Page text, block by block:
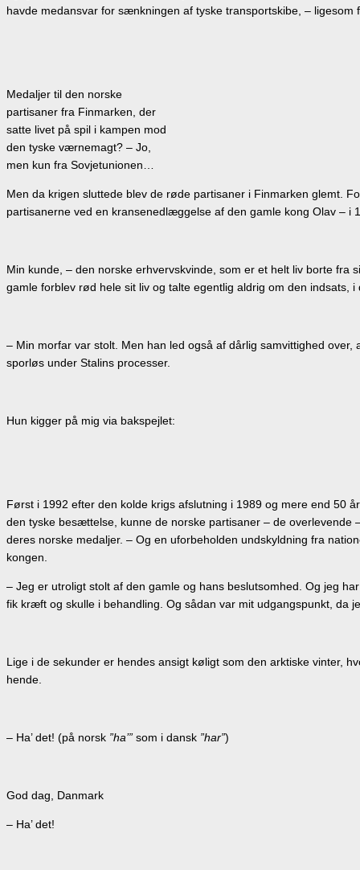
havde medansvar for sænkningen af tyske transportskibe, –
Medaljer til den norske
partisaner fra Finmarken, der
satte livet på spil i kampen mod
den tyske værnemagt? – Jo,
men kun fra Sovjetunionen…
Men da krigen sluttede blev de røde partisaner i Finmarken glemt.
partisanerne ved en kransenedlæggelse af den gamle kong Olav – i
Min kunde, – den norske erhvervskvinde, som er et helt liv borte
gamle forblev rød hele sit liv og talte egentlig aldrig om den indsats, i
– Min morfar var stolt. Men han led også af dårlig samvittighed
sporløs under Stalins processer.
Hun kigger på mig via bakspejlet:
Først i 1992 efter den kolde krigs afslutning i 1989 og mere end 50
den tyske besættelse, kunne de norske partisaner – de overlevende
deres norske medaljer. – Og en uforbeholden undskyldning fra
kongen.
– Jeg er utroligt stolt af den gamle og hans beslutsomhed. Og jeg
fik kræft og skulle i behandling. Og sådan var mit udgangspunkt, da
Lige i de sekunder er hendes ansigt køligt som den arktiske vinter,
hende.
– Ha’ det! (på norsk ”ha’” som i dansk ”har”)
God dag, Danmark
– Ha’ det!